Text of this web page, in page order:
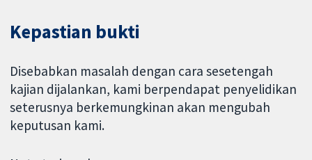
Kepastian bukti
Disebabkan masalah dengan cara sesetengah
kajian dijalankan, kami berpendapat penyelidikan
seterusnya berkemungkinan akan mengubah
keputusan kami.